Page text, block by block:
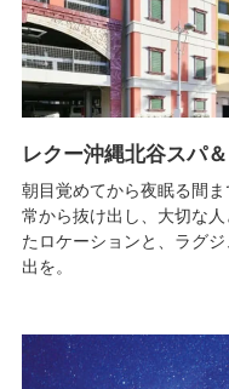
レクー沖縄北谷スパ
朝目覚めてから夜眠る間
常から抜け出し、大切な
たロケーションと、ラグ
出を。